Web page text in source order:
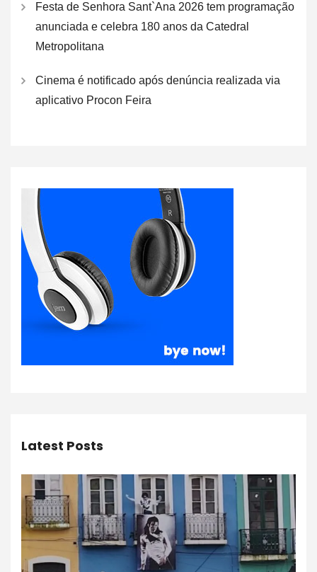
Festa de Senhora Sant`Ana 2026 tem programação
anunciada e celebra 180 anos da Catedral
Metropolitana
Cinema é notificado após denúncia realizada via
aplicativo Procon Feira
Latest Posts